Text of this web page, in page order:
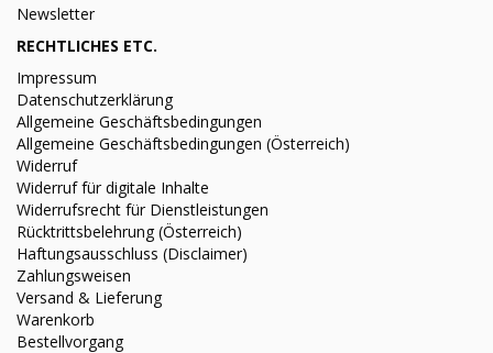
Newsletter
RECHTLICHES ETC.
Impressum
Datenschutzerklärung
Allgemeine Geschäftsbedingungen
Allgemeine Geschäftsbedingungen (Österreich)
Widerruf
Widerruf für digitale Inhalte
Widerrufsrecht für Dienstleistungen
Rücktrittsbelehrung (Österreich)
Haftungsausschluss (Disclaimer)
Zahlungsweisen
Versand & Lieferung
Warenkorb
Bestellvorgang